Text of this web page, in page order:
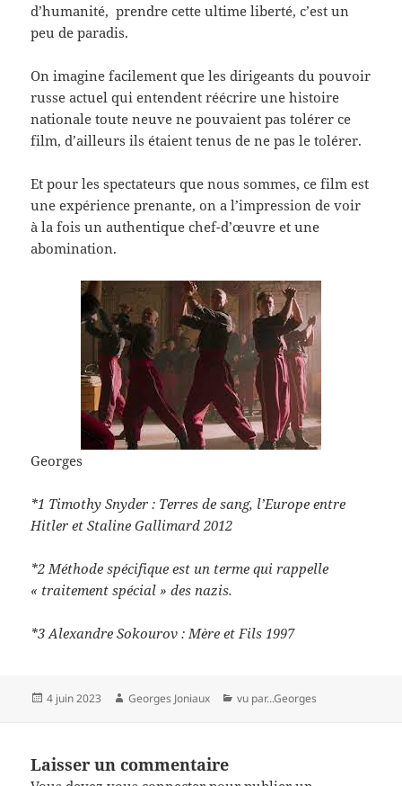
d’humanité, prendre cette ultime liberté, c’est un
peu de paradis.
On imagine facilement que les dirigeants du pouvoir
russe actuel qui entendent réécrire une histoire
nationale toute neuve ne pouvaient pas tolérer ce
film, d’ailleurs ils étaient tenus de ne pas le tolérer.
Et pour les spectateurs que nous sommes, ce film est
une expérience prenante, on a l’impression de voir
à la fois un authentique chef-d’œuvre et une
abomination.
Georges
*1 Timothy Snyder : Terres de sang, l’Europe entre
Hitler et Staline Gallimard 2012
*2 Méthode spécifique est un terme qui rappelle
« traitement spécial » des nazis.
*3 Alexandre Sokourov : Mère et Fils 1997
Publié
4 juin 2023 Auteur
Georges Joniaux Catégories
vu par...Georges
Laisser un commentaire